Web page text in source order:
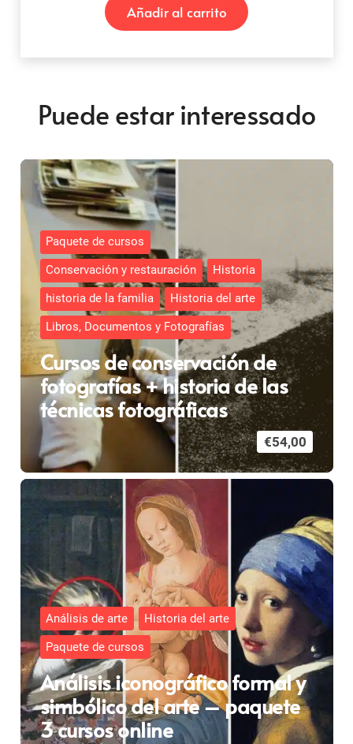
era:
€18,00.
Añadir al carrito
Puede estar interessado
Paquete de cursos
Conservación y restauración
Historia
historia de la familia
Historia del arte
Libros, Documentos y Fotografías
Cursos de conservación de
fotografías + historia de las
técnicas fotográficas
€54,00
Análisis de arte
Historia del arte
Paquete de cursos
Análisis iconográfico formal y
simbólico del arte – paquete
3 cursos online